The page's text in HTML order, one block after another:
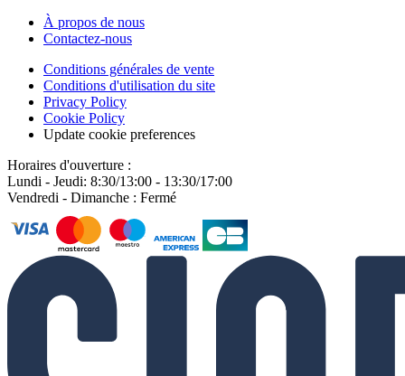
À propos de nous
Contactez-nous
Conditions générales de vente
Conditions d'utilisation du site
Privacy Policy
Cookie Policy
Update cookie preferences
Horaires d'ouverture :
Lundi - Jeudi: 8:30/13:00 - 13:30/17:00
Vendredi - Dimanche : Fermé